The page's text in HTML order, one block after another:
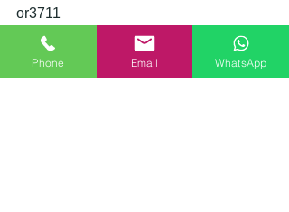
or3711
漏水醫生用專業技術同貼心服務，幫你
解決窗台、窗邊同浴室漏水問題！即刻
Phone Email WhatsApp